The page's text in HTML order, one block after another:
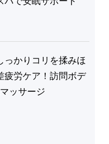
っかりコリを揉みほ
疲労ケア！訪問ボデ
ッサージ